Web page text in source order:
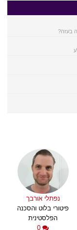
בעזה?
נפתלי אורבך
פיטורי בלוט והסכנה
הפלסטינית
0